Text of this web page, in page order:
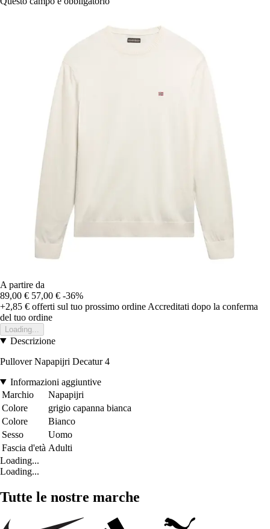
A partire da
89,00 € 57,00 € -36%
+2,85 € offerti sul tuo prossimo ordine Accreditati dopo la conferma
del tuo ordine
Loading...
Descrizione
Pullover Napapijri Decatur 4
Informazioni aggiuntive
Marchio
Napapijri
Colore
grigio capanna bianca
Colore
Bianco
Sesso
Uomo
Fascia d'età Adulti
Loading...
Loading...
Tutte le nostre marche